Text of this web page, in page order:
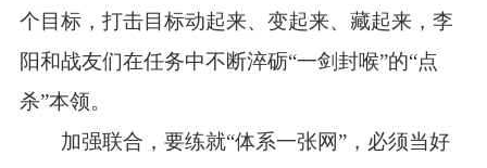
个目标，打击目标动起来、变起来、藏起来，李
阳和战友们在任务中不断淬砺“一剑封喉”的“点
杀”本领。
加强联合，要练就“体系一张网”，必须当好